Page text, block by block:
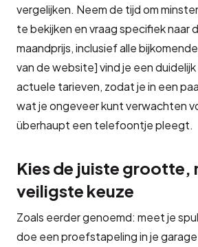
vergelijken. Neem de tijd om
te bekijken en vraag specifiek naar
maandprijs, inclusief alle
van de website] vind je een
actuele tarieven, zodat je in een
wat je ongeveer kunt verwachten
überhaupt een telefoontje pleegt.
Kies de juiste grootte,
veiligste keuze
Zoals eerder genoemd: meet je
doe een proefstapeling in je